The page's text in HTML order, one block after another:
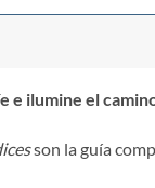
e ilumine el
son la guía